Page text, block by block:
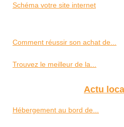
Schéma votre site internet
Comment réussir son achat de...
Trouvez le meilleur de la...
Actu
Hébergement au bord de...